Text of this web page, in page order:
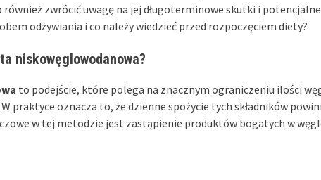
zwrócić uwagę na jej długoterminowe skutki i potencjalne
odżywiania i co należy wiedzieć przed rozpoczęciem diety?
niskowęglowodanowa?
to podejście, które polega na znacznym ograniczeniu ilości
praktyce oznacza to, że dzienne spożycie tych składników
w tej metodzie jest zastąpienie produktów bogatych w